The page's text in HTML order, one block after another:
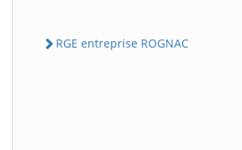
RGE entreprise ROGNAC